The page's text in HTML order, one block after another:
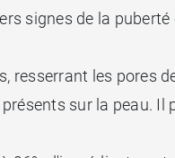
signes de la
resserrant les pores
sur la peau.